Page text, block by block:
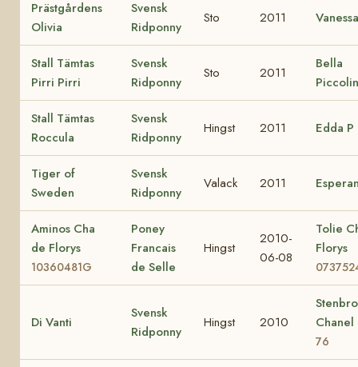
Prästgårdens
Olivia
Svensk
Ridponny
Sto 2011 Vanessa
Stall Tämtas
Pirri Pirri
Svensk
Ridponny
Sto 2011
Bella
Stall Tämtas
Roccula
Svensk
Ridponny
Hingst 2011 Edda P
Tiger of
Sweden
Svensk
Ridponny
Valack 2011
Aminos Cha
de Florys
10360481G
Poney
Francais
de Selle
Hingst
2010-
06-08
Tolie
Florys
Di Vanti
Svensk
Ridponny
Hingst 2010
Chanel
76